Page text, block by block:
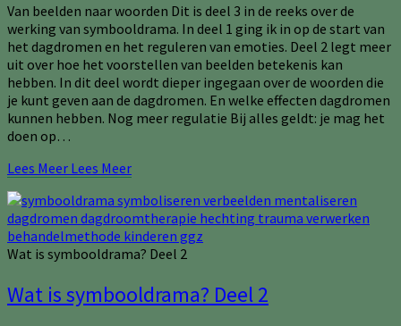
Van beelden naar woorden Dit is deel 3 in de reeks over de
werking van symbooldrama. In deel 1 ging ik in op de start van
het dagdromen en het reguleren van emoties. Deel 2 legt meer
uit over hoe het voorstellen van beelden betekenis kan
hebben. In dit deel wordt dieper ingegaan over de woorden die
je kunt geven aan de dagdromen. En welke effecten dagdromen
kunnen hebben. Nog meer regulatie Bij alles geldt: je mag het
doen op…
Lees Meer Lees Meer
Wat is symbooldrama? Deel 2
Wat is symbooldrama? Deel 2